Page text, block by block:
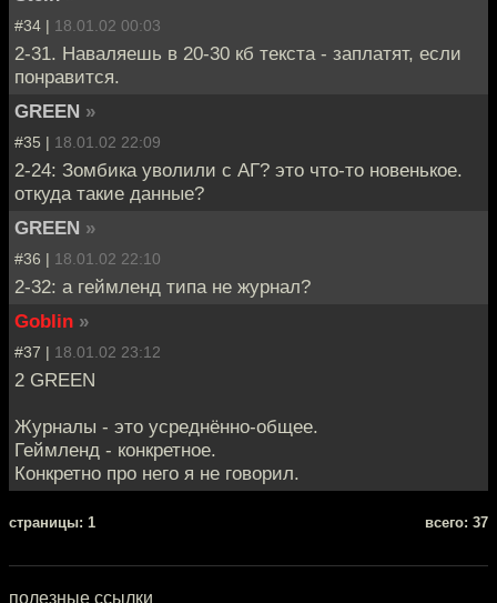
#34 | 18.01.02 00:03
2-31. Наваляешь в 20-30 кб текста - заплатят, если
понравится.
GREEN »
#35 | 18.01.02 22:09
2-24: Зомбика уволили с АГ? это что-то новенькое.
откуда такие данные?
GREEN »
#36 | 18.01.02 22:10
2-32: а геймленд типа не журнал?
Goblin »
#37 | 18.01.02 23:12
2 GREEN
Журналы - это усреднённо-общее.
Геймленд - конкретное.
Конкретно про него я не говорил.
cтраницы: 1 всего: 37
полезные ссылки